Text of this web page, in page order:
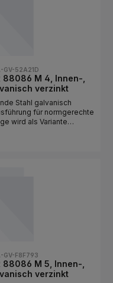
52A21D
M 4, Innen-,
verzinkt
Stahl galvanisch
für normgerechte
wird als Variante
F8F793
M 5, Innen-,
verzinkt